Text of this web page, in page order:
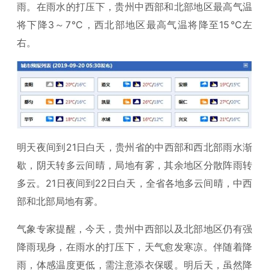
雨。在雨水的打压下，贵州中西部和北部地区最高气温
将下降3～7℃，西北部地区最高气温将降至15℃左
右。
明天夜间到21日白天，贵州省的中西部和西北部雨水渐
歇，阴天转多云间晴，局地有雾，其余地区分散阵雨转
多云。21日夜间到22日白天，全省各地多云间晴，中西
部和北部局地有雾。
气象专家提醒，今天，贵州中西部以及北部地区仍有强
降雨现身，在雨水的打压下，天气愈发寒凉。伴随着降
雨，体感温度更低，需注意添衣保暖。明后天，虽然降